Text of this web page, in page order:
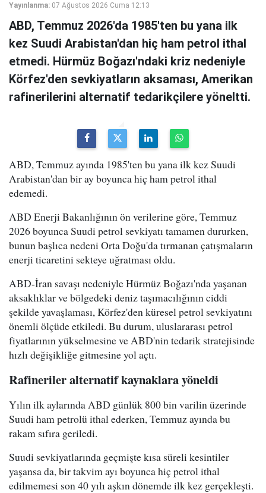
Yayınlanma: 07 Ağustos 2026 Cuma 12:13
ABD, Temmuz 2026'da 1985'ten bu yana ilk
kez Suudi Arabistan'dan hiç ham petrol ithal
etmedi. Hürmüz Boğazı'ndaki kriz nedeniyle
Körfez'den sevkiyatların aksaması, Amerikan
rafinerilerini alternatif tedarikçilere yöneltti.
ABD, Temmuz ayında 1985'ten bu yana ilk kez Suudi
Arabistan'dan bir ay boyunca hiç ham petrol ithal
edemedi.
ABD Enerji Bakanlığının ön verilerine göre, Temmuz
2026 boyunca Suudi petrol sevkiyatı tamamen dururken,
bunun başlıca nedeni Orta Doğu'da tırmanan çatışmaların
enerji ticaretini sekteye uğratması oldu.
ABD-İran savaşı nedeniyle Hürmüz Boğazı'nda yaşanan
aksaklıklar ve bölgedeki deniz taşımacılığının ciddi
şekilde yavaşlaması, Körfez'den küresel petrol sevkiyatını
önemli ölçüde etkiledi. Bu durum, uluslararası petrol
fiyatlarının yükselmesine ve ABD'nin tedarik stratejisinde
hızlı değişikliğe gitmesine yol açtı.
Rafineriler alternatif kaynaklara yöneldi
Yılın ilk aylarında ABD günlük 800 bin varilin üzerinde
Suudi ham petrolü ithal ederken, Temmuz ayında bu
rakam sıfıra geriledi.
Suudi sevkiyatlarında geçmişte kısa süreli kesintiler
yaşansa da, bir takvim ayı boyunca hiç petrol ithal
edilmemesi son 40 yılı aşkın dönemde ilk kez gerçekleşti.